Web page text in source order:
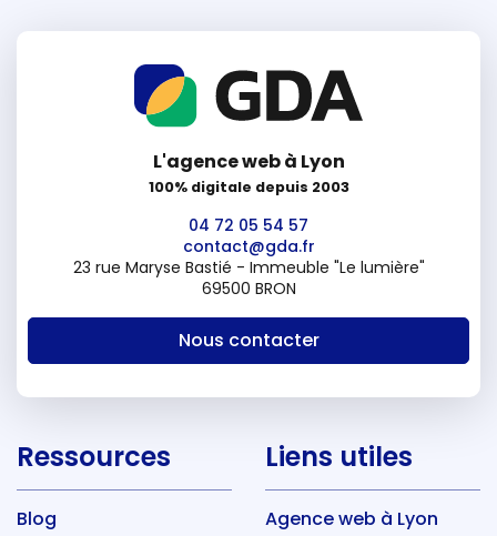
L'agence web à Lyon
100% digitale depuis 2003
04 72 05 54 57
contact@gda.fr
23 rue Maryse Bastié - Immeuble "Le lumière"
69500 BRON
Nous contacter
Ressources
Blog
Liens utiles
Agence web à Lyon